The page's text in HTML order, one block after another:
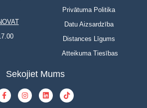
Privātuma Politika
Datu Aizsardzība
Distances Līgums
Atteikuma Tiesības
Sekojiet Mums